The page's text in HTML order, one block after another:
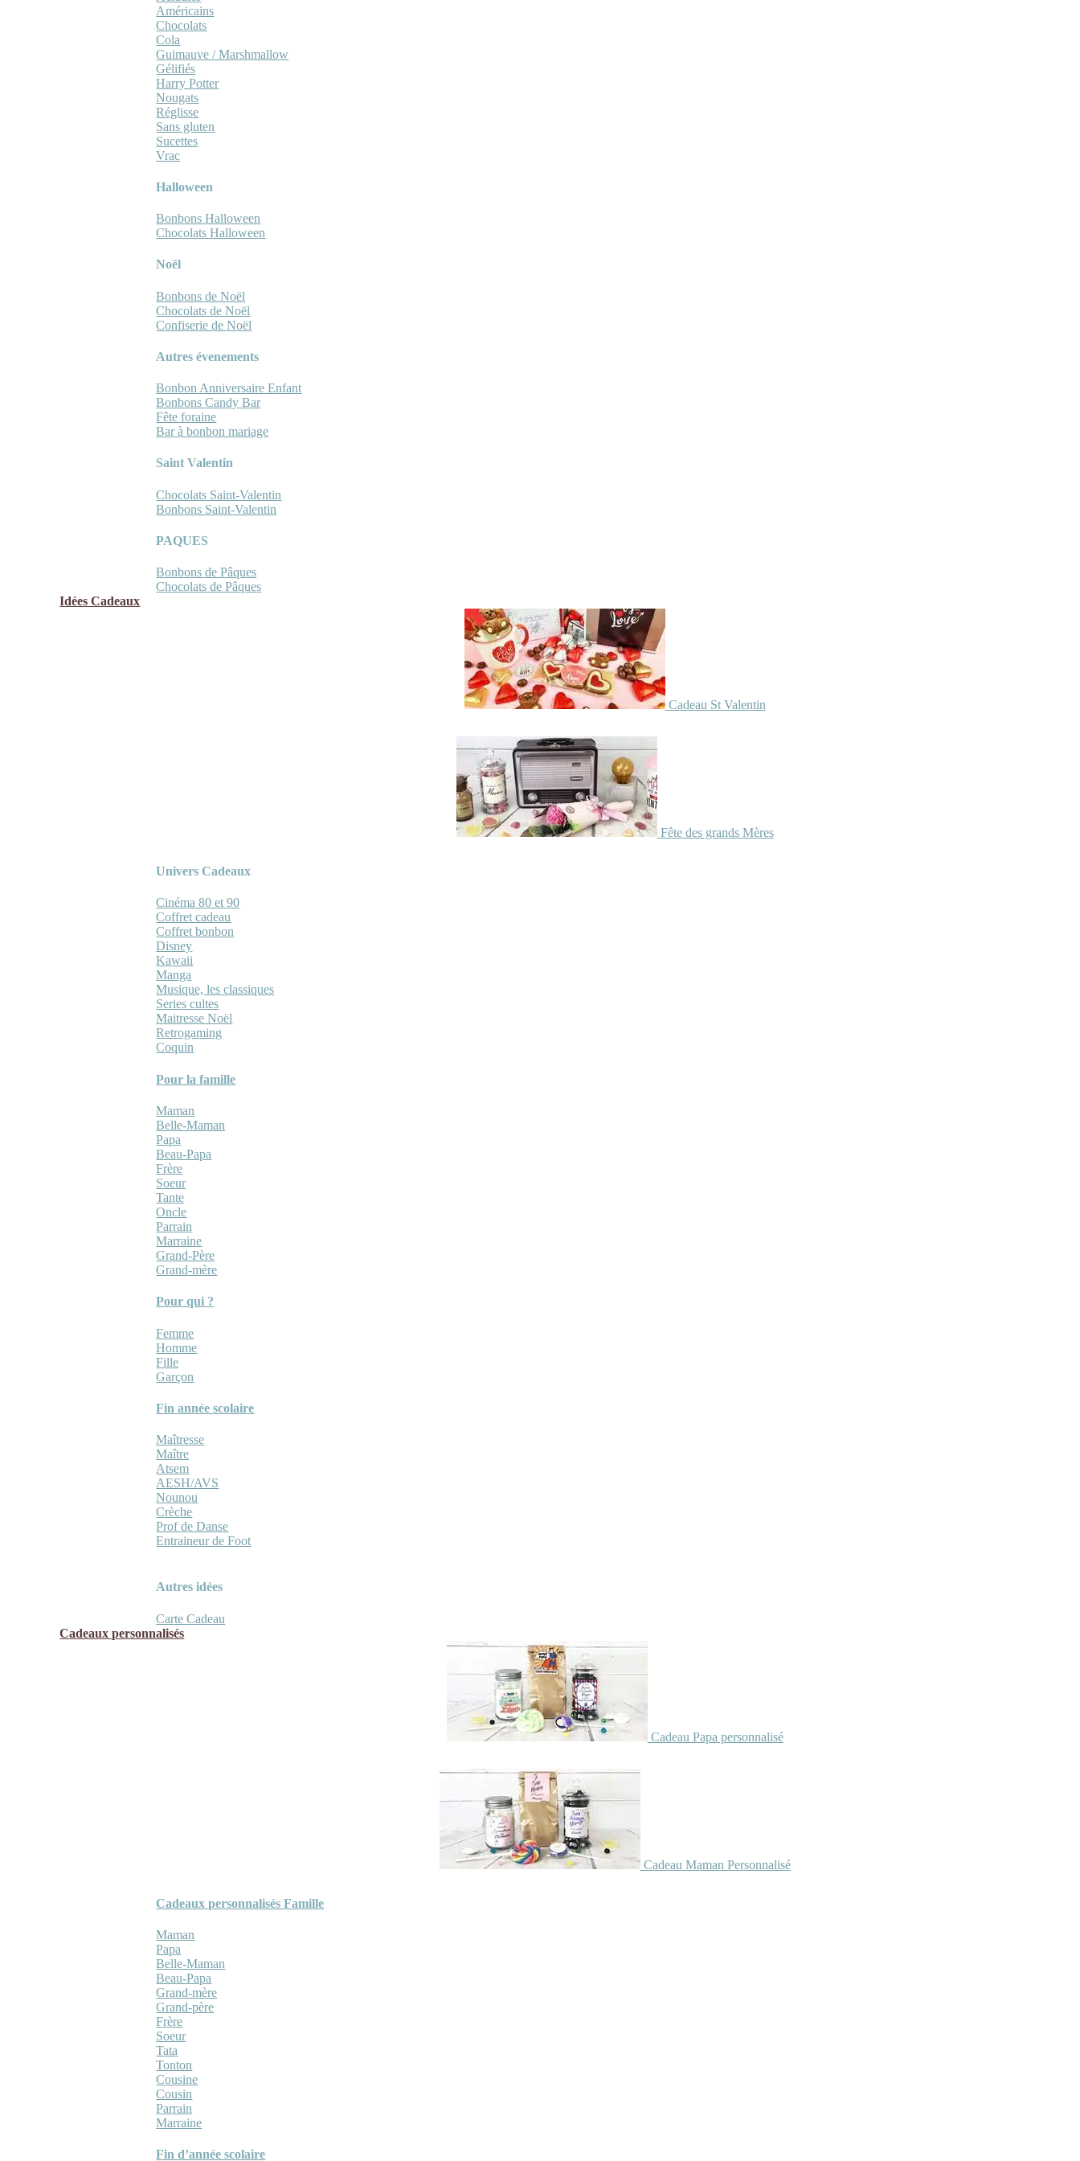
Américains
Chocolats
Cola
Guimauve / Marshmallow
Gélifiés
Harry Potter
Nougats
Réglisse
Sans gluten
Sucettes
Vrac
Halloween
Bonbons Halloween
Chocolats Halloween
Noël
Bonbons de Noël
Chocolats de Noël
Confiserie de Noël
Autres évenements
Bonbon Anniversaire Enfant
Bonbons Candy Bar
Fête foraine
Bar à bonbon mariage
Saint Valentin
Chocolats Saint-Valentin
Bonbons Saint-Valentin
PAQUES
Bonbons de Pâques
Chocolats de Pâques
Idées Cadeaux
Cadeau St Valentin
Fête des grands Mères
Univers Cadeaux
Cinéma 80 et 90
Coffret cadeau
Coffret bonbon
Disney
Kawaii
Manga
Musique, les classiques
Series cultes
Maitresse Noël
Retrogaming
Coquin
Pour la famille
Maman
Belle-Maman
Papa
Beau-Papa
Frère
Soeur
Tante
Oncle
Parrain
Marraine
Grand-Père
Grand-mère
Pour qui ?
Femme
Homme
Fille
Garçon
Fin année scolaire
Maîtresse
Maître
Atsem
AESH/AVS
Nounou
Crèche
Prof de Danse
Entraineur de Foot
Autres idées
Carte Cadeau
Cadeaux personnalisés
Cadeau Papa personnalisé
Cadeau Maman Personnalisé
Cadeaux personnalisés Famille
Maman
Papa
Belle-Maman
Beau-Papa
Grand-mère
Grand-père
Frère
Soeur
Tata
Tonton
Cousine
Cousin
Parrain
Marraine
Fin d’année scolaire